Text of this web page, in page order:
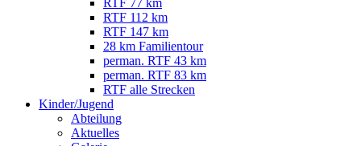
RTF 77 km
RTF 112 km
RTF 147 km
28 km Familientour
perman. RTF 43 km
perman. RTF 83 km
RTF alle Strecken
Kinder/Jugend
Abteilung
Aktuelles